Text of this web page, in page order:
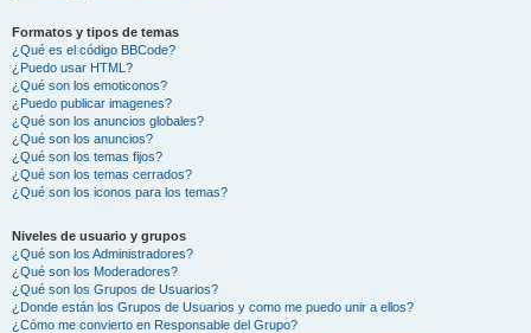
Formatos y tipos de temas
¿Qué es el código BBCode?
¿Puedo usar HTML?
¿Qué son los emoticonos?
¿Puedo publicar imagenes?
¿Qué son los anuncios globales?
¿Qué son los anuncios?
¿Qué son los temas fijos?
¿Qué son los temas cerrados?
¿Qué son los iconos para los temas?
Niveles de usuario y grupos
¿Qué son los Administradores?
¿Qué son los Moderadores?
¿Qué son los Grupos de Usuarios?
¿Donde están los Grupos de Usuarios y como me puedo unir a ellos?
¿Cómo me convierto en Responsable del Grupo?